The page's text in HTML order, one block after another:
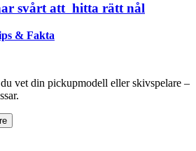
svårt att hitta rätt nål
& Fakta
vet din pickupmodell eller skivspelare –